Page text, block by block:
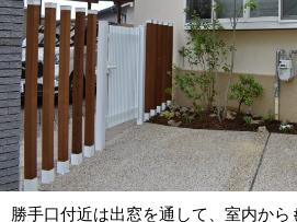
勝手口付近は出窓を通して、室内から